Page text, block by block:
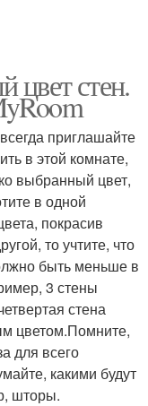
цвет стен.
приглашайте
в этой комнате,
выбранный цвет,
в одной
покрасив
то учтите, что
быть меньше в
3 стены
стена
цветом.Помните,
для всего
какими будут
шторы.